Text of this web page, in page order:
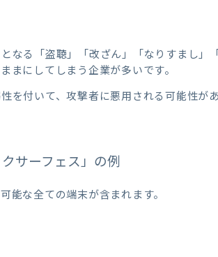
なる「盗聴」「改ざん」「なりすまし
まにしてしまう企業が多いです。
を付いて、攻撃者に悪用される可能性があ
サーフェス」の例
能な全ての端末が含まれます。